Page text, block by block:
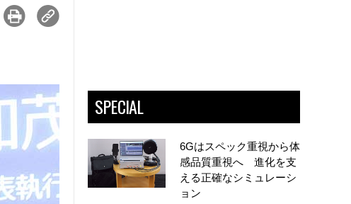
SPECIAL
6Gはスペック重視から体
感品質重視へ 進化を支
える正確なシミュレーシ
ョン